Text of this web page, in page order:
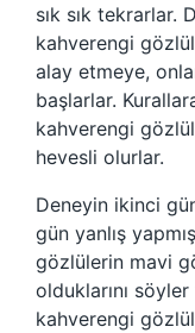
sık sık tekrarlar.
kahverengi
alay etmeye,
başlarlar.
kahverengi
hevesli olurlar.
Deneyin ikinci
gün yanlış
gözlülerin mavi
olduklarını
kahverengi